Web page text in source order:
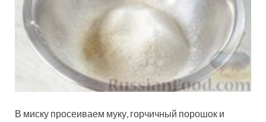
В миску просеиваем муку, горчичный порошок и